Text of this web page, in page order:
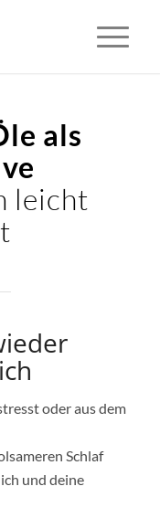
als
leicht
oder aus dem
Schlaf
und deine